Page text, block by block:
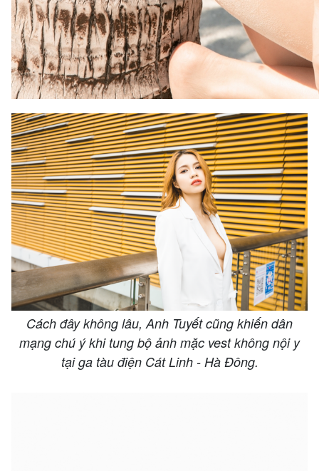
Cách đây không lâu, Anh Tuyết cũng khiến dân
mạng chú ý khi tung bộ ảnh mặc vest không nội y
tại ga tàu điện Cát Linh - Hà Đông.